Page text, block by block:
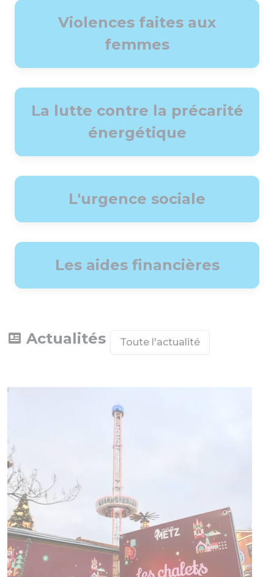
Violences faites aux
femmes
La lutte contre la précarité
énergétique
L'urgence sociale
Les aides financières
Actualités Toute l'actualité